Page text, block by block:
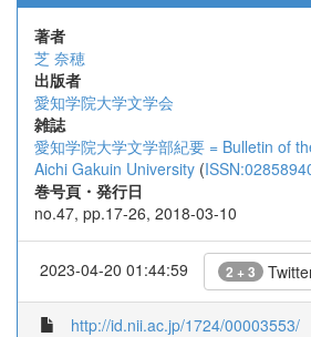
著者
芝 奈穂
出版者
愛知学院大学文学会
雑誌
愛知学院大学文学部紀要 = Bulletin of
Aichi Gakuin University (
巻号頁・発行日
no.47, pp.17-26, 2018-03-10
2023-04-20 01:44:59 2 + 3
http://id.nii.ac.jp/1724/00003553/